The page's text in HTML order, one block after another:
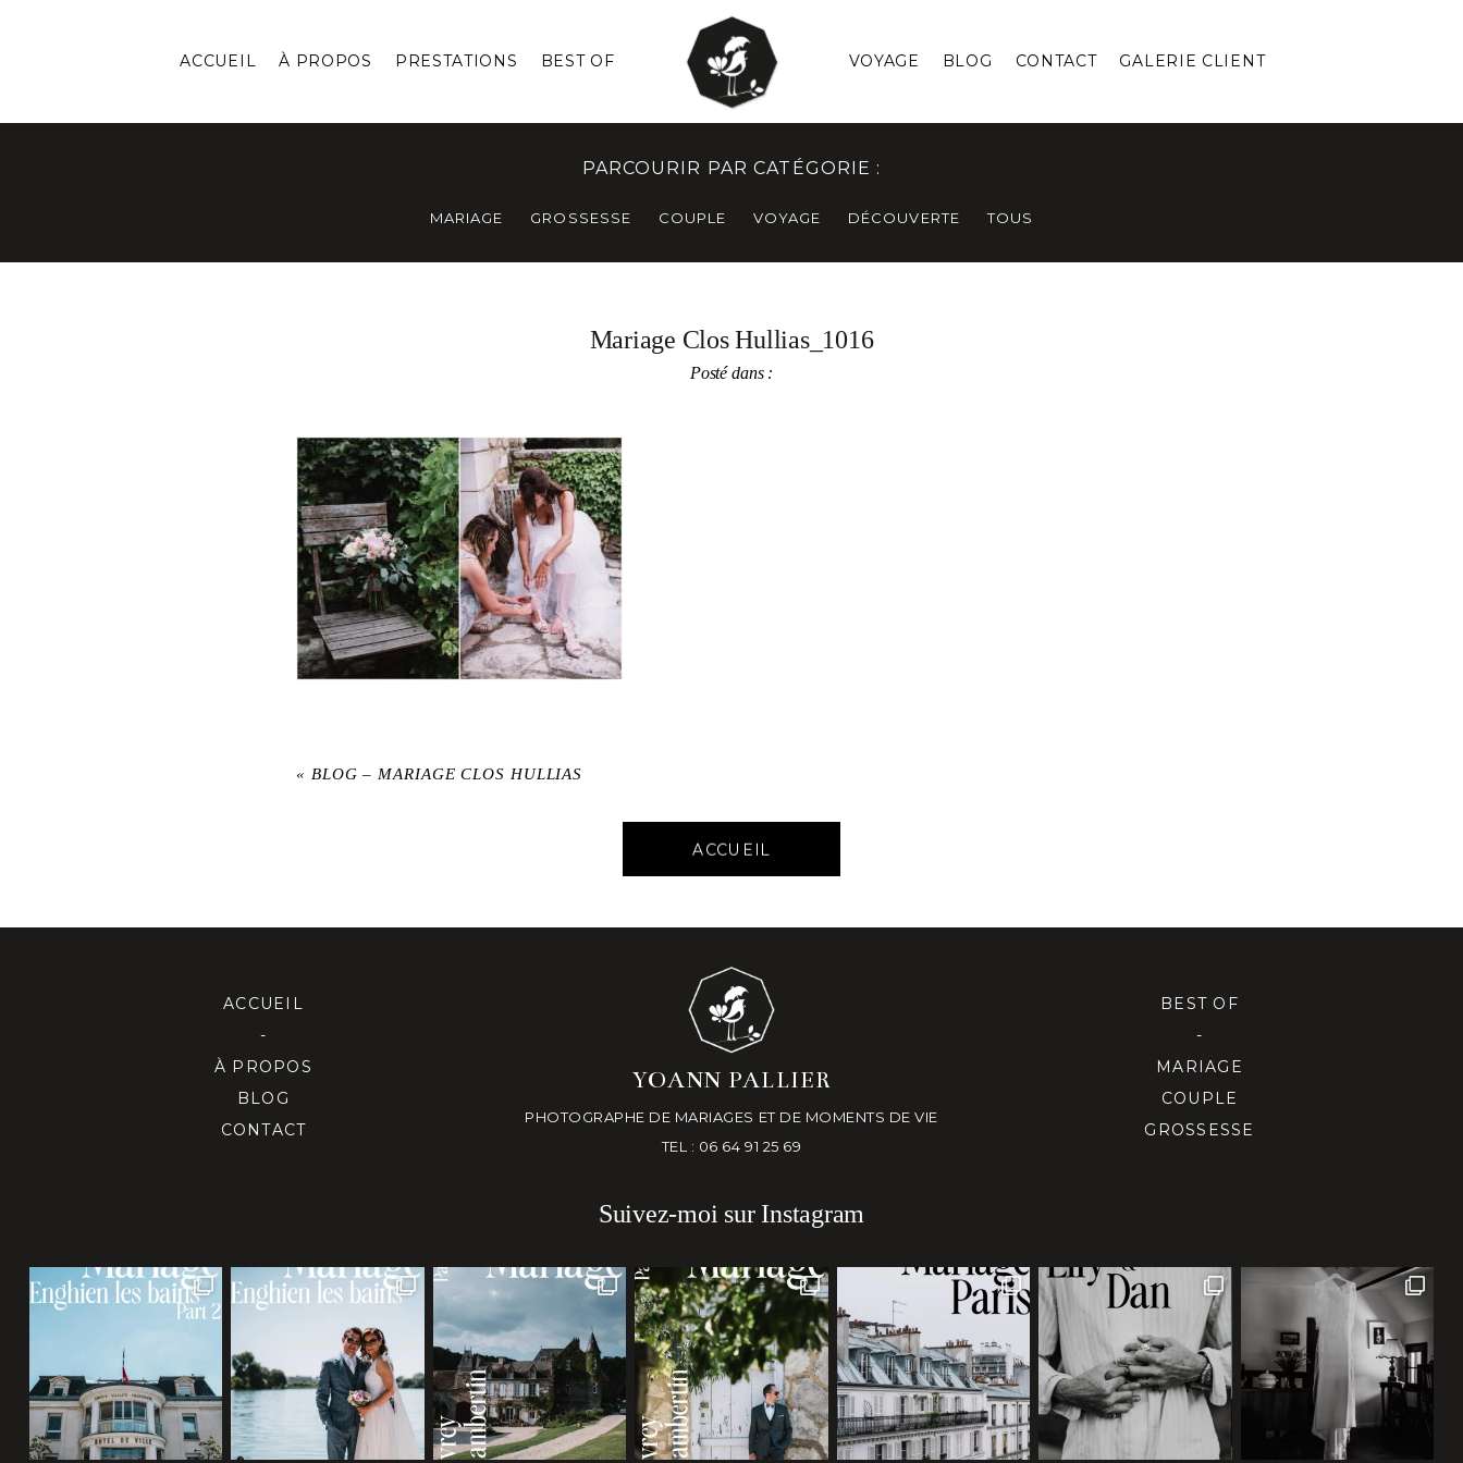
ACCUEIL À PROPOS PRESTATIONS BEST OF VOYAGE BLOG CONTACT GALERIE CLIENT
PARCOURIR PAR CATÉGORIE :
MARIAGE GROSSESSE COUPLE VOYAGE DÉCOUVERTE TOUS
Mariage Clos Hullias_1016
Posté dans :
« BLOG – MARIAGE CLOS HULLIAS
ACCUEIL
ACCUEIL
-
À PROPOS
BLOG
CONTACT
YOANN PALLIER
PHOTOGRAPHE DE MARIAGES ET DE MOMENTS DE VIE
TEL : 06 64 91 25 69
BEST OF
-
MARIAGE
COUPLE
GROSSESSE
Suivez-moi sur Instagram